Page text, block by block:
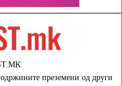
преземени од други